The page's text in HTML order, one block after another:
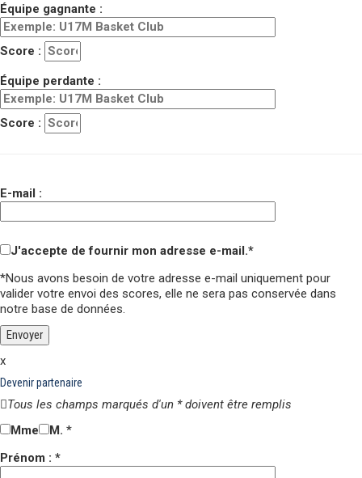
Équipe gagnante :
Score :
Équipe perdante :
Score :
E-mail :
J'accepte de fournir mon adresse e-mail.*
*Nous avons besoin de votre adresse e-mail uniquement pour
valider votre envoi des scores, elle ne sera pas conservée dans
notre base de données.
x
Devenir partenaire
Tous les champs marqués d'un * doivent être remplis
Mme
M. *
Prénom : *